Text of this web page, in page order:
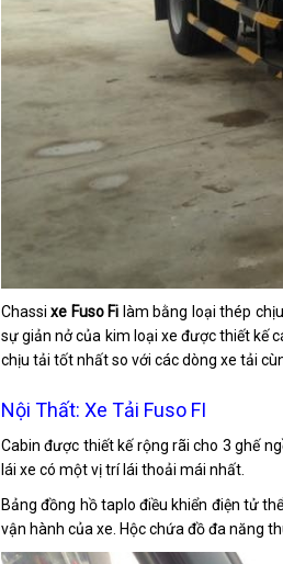
Chassixe Fuso Fi làm bằng loại thép
sự giản nở của kim loại xe được thiết kế
chịu tải tốt nhất so với các dòng xe tải
Nội Thất: Xe Tải Fuso FI
Cabin được thiết kế rộng rãi cho 3 ghế
lái xe có một vị trí lái thoải mái nhất.
Bảng đồng hồ taplo điều khiển điện tử
vận hành của xe. Hộc chứa đồ đa năng